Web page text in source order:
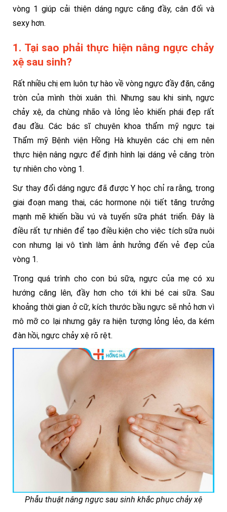
vòng 1 giúp cải thiện dáng ngực căng đầy, cân đối và
sexy hơn.
1. Tại sao phải thực hiện nâng ngực chảy
xệ sau sinh?
Rất nhiều chị em luôn tự hào về vòng ngực đầy đặn, căng
tròn của mình thời xuân thì. Nhưng sau khi sinh, ngực
chảy xệ, da chùng nhão và lỏng lẻo khiến phái đẹp rất
đau đầu. Các bác sĩ chuyên khoa thẩm mỹ ngực tại
Thẩm mỹ Bệnh viện Hồng Hà khuyên các chị em nên
thực hiện nâng ngực để định hình lại dáng vẻ căng tròn
tự nhiên cho vòng 1.
Sự thay đổi dáng ngực đã được Y học chỉ ra rằng, trong
giai đoạn mang thai, các hormone nội tiết tăng trưởng
mạnh mẽ khiến bầu vú và tuyến sữa phát triển. Đây là
điều rất tự nhiên để tạo điều kiện cho việc tích sữa nuôi
con nhưng lại vô tình làm ảnh hưởng đến vẻ đẹp của
vòng 1.
Trong quá trình cho con bú sữa, ngực của mẹ có xu
hướng căng lên, đầy hơn cho tới khi bé cai sữa. Sau
khoảng thời gian ở cữ, kích thước bầu ngực sẽ nhỏ hơn vì
mô mỡ co lại nhưng gây ra hiện tượng lỏng lẻo, da kém
đàn hồi, ngực chảy xệ rõ rệt.
Phẫu thuật nâng ngực sau sinh khắc phục chảy xệ